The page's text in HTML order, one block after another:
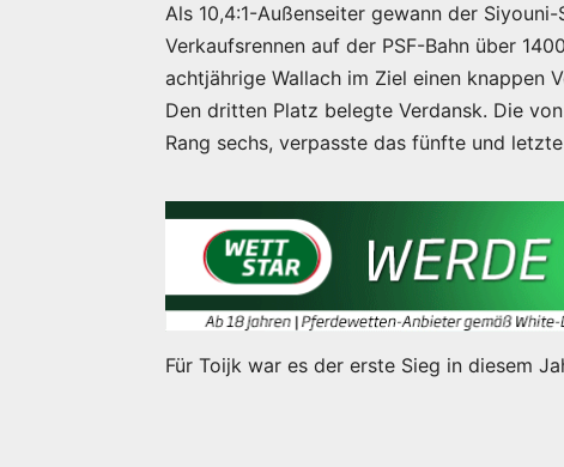
Als 10,4:1-Außenseiter gewann der
Verkaufsrennen auf der PSF-Bahn über
achtjährige Wallach im Ziel einen knappen
Den dritten Platz belegte Verdansk. Die
Rang sechs, verpasste das fünfte und
Für Toijk war es der erste Sieg in diesem